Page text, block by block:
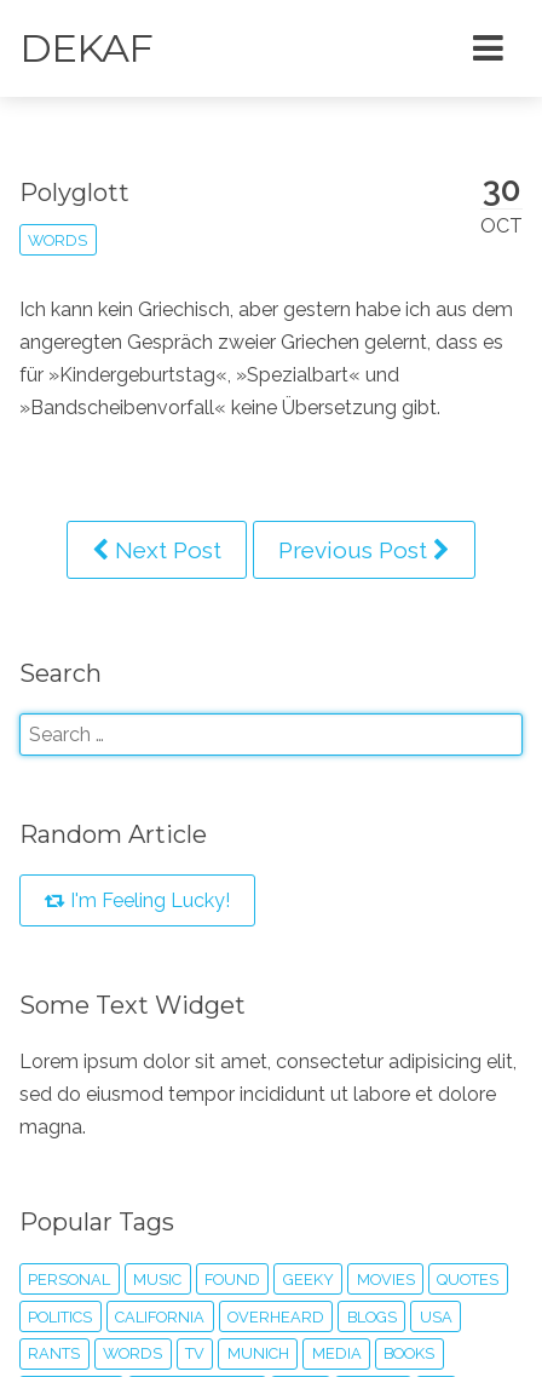
DEKAF
30
OCT
Polyglott
WORDS
Ich kann kein Griechisch, aber gestern habe ich aus dem
angeregten Gespräch zweier Griechen gelernt, dass es
für »Kindergeburtstag«, »Spezialbart« und
»Bandscheibenvorfall« keine Übersetzung gibt.
Next Post Previous Post
Search
Random Article
I'm Feeling Lucky!
Some Text Widget
Lorem ipsum dolor sit amet, consectetur adipisicing elit,
sed do eiusmod tempor incididunt ut labore et dolore
magna.
Popular Tags
PERSONAL MUSIC FOUND GEEKY MOVIES QUOTES
POLITICS CALIFORNIA OVERHEARD BLOGS USA
RANTS WORDS TV MUNICH MEDIA BOOKS